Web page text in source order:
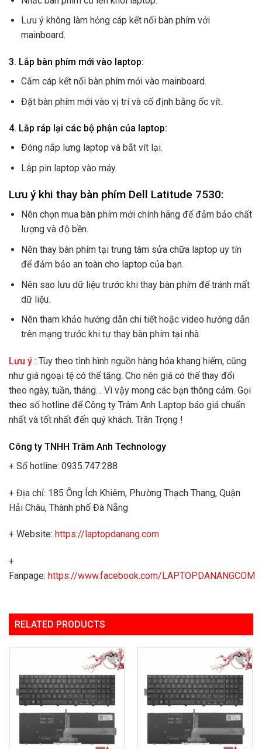
Lưu ý không làm hỏng cáp kết nối bàn phím với
mainboard.
3. Lắp bàn phím mới vào laptop:
Cắm cáp kết nối bàn phím mới vào mainboard.
Đặt bàn phím mới vào vị trí và cố định bằng ốc vít.
4. Lắp ráp lại các bộ phận của laptop:
Đóng nắp lưng laptop và bắt vít lại.
Lắp pin laptop vào máy.
Lưu ý khi thay bàn phím Dell Latitude 7530:
Nên chọn mua bàn phím mới chính hãng để đảm bảo chất
lượng và độ bền.
Nên thay bàn phím tại trung tâm sửa chữa laptop uy tín
để đảm bảo an toàn cho laptop của bạn.
Nên sao lưu dữ liệu trước khi thay bàn phím để tránh mất
dữ liệu.
Nên tham khảo hướng dẫn chi tiết hoặc video hướng dẫn
trên mạng trước khi tự thay bàn phím tại nhà.
Lưu ý : Tùy theo tình hình nguồn hàng hóa khang hiếm, cũng
như giá ngoại tệ có thế tăng. Cho nên giá có thể thay đổi
theo ngày, tuần, tháng… Vì vậy mong các bạn thông cảm. Gọi
theo số hotline để Công ty Trâm Anh Laptop báo giá chuẩn
nhất và tốt nhất đến quý khách. Trân Trọng !
Công ty TNHH Trâm Anh Technology
+ Số hotline: 0935.747.288
+ Địa chỉ: 185 Ông Ích Khiêm, Phường Thạch Thang, Quận
Hải Châu, Thành phố Đà Nẵng
+ Website: https://laptopdanang.com
+
Fanpage: https://www.facebook.com/LAPTOPDANANGCOM
RELATED PRODUCTS
Add to
Wishlist
Add to
Wishlist